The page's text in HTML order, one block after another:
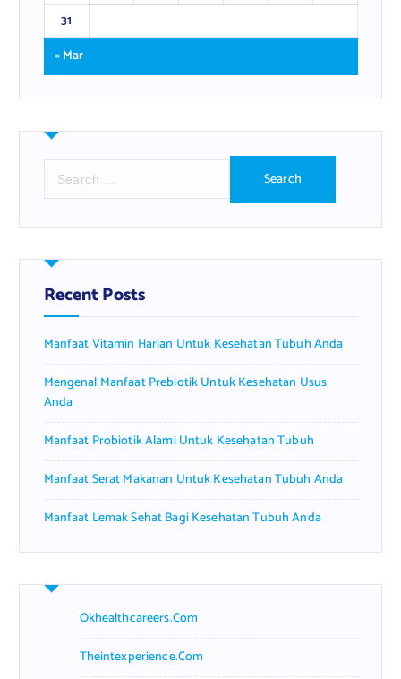
31
« Mar
r
h
f
o
:
Recent Posts
Manfaat Vitamin Harian Untuk Kesehatan Tubuh Anda
Mengenal Manfaat Prebiotik Untuk Kesehatan Usus
Anda
Manfaat Probiotik Alami Untuk Kesehatan Tubuh
Manfaat Serat Makanan Untuk Kesehatan Tubuh Anda
Manfaat Lemak Sehat Bagi Kesehatan Tubuh Anda
Okhealthcareers.com
Theintexperience.com